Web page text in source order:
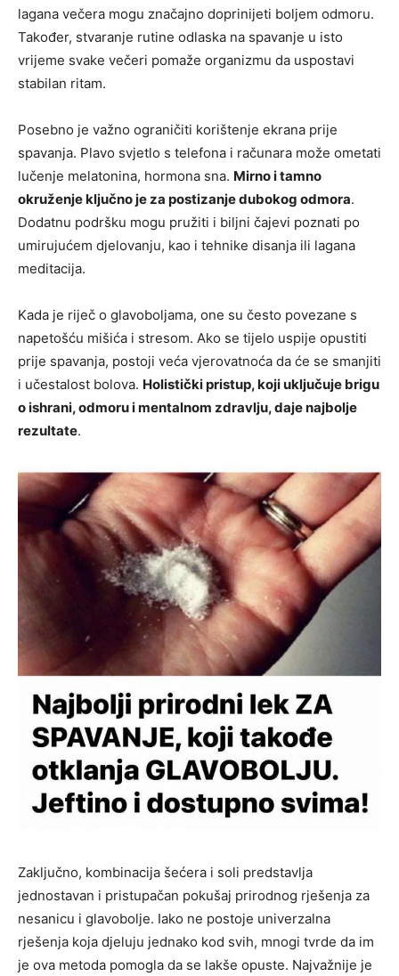
lagana večera mogu značajno doprinijeti boljem odmoru.
Također, stvaranje rutine odlaska na spavanje u isto
vrijeme svake večeri pomaže organizmu da uspostavi
stabilan ritam.
Posebno je važno ograničiti korištenje ekrana prije
spavanja. Plavo svjetlo s telefona i računara može ometati
lučenje melatonina, hormona sna. Mirno i tamno
okruženje ključno je za postizanje dubokog odmora.
Dodatnu podršku mogu pružiti i biljni čajevi poznati po
umirujućem djelovanju, kao i tehnike disanja ili lagana
meditacija.
Kada je riječ o glavoboljama, one su često povezane s
napetošću mišića i stresom. Ako se tijelo uspije opustiti
prije spavanja, postoji veća vjerovatnoća da će se smanjiti
i učestalost bolova. Holistički pristup, koji uključuje brigu
o ishrani, odmoru i mentalnom zdravlju, daje najbolje
rezultate.
Zaključno, kombinacija šećera i soli predstavlja
jednostavan i pristupačan pokušaj prirodnog rješenja za
nesanicu i glavobolje. Iako ne postoje univerzalna
rješenja koja djeluju jednako kod svih, mnogi tvrde da im
je ova metoda pomogla da se lakše opuste. Najvažnije je